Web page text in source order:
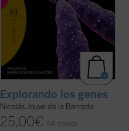
Explorando los genes
Nicolás Jouve de la Barreda
25,00€ IVA incluido